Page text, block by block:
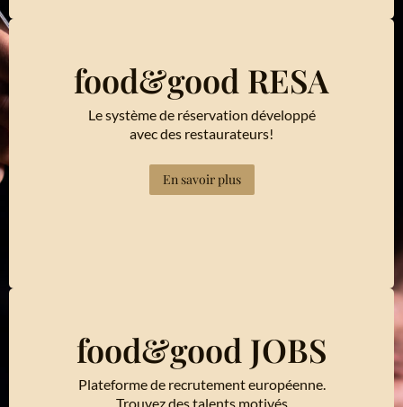
food&good RESA
Le système de réservation développé
avec des restaurateurs!
En savoir plus
food&good JOBS
Plateforme de recrutement européenne.
Trouvez des talents motivés